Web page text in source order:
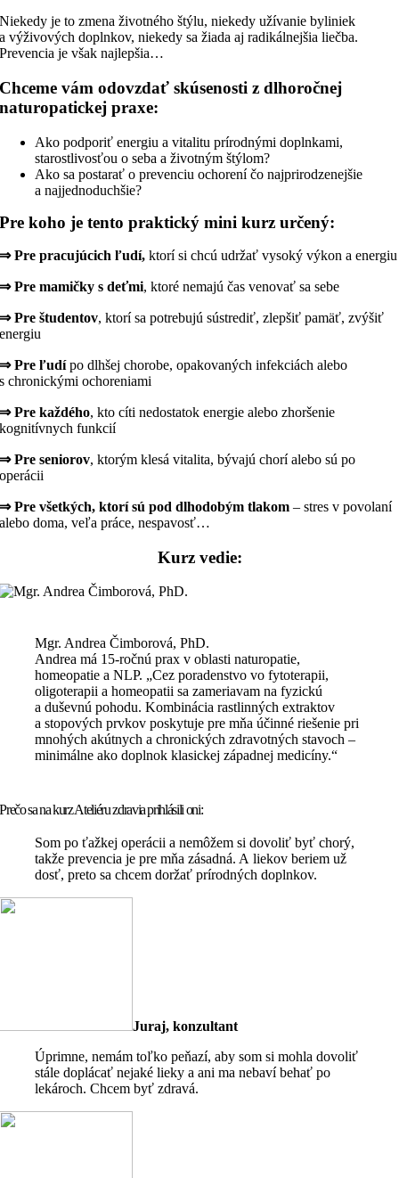
Niekedy je to zmena životného štýlu, niekedy užívanie byliniek
a výživových doplnkov, niekedy sa žiada aj radikálnejšia liečba.
Prevencia je však najlepšia…
Chceme vám odovzdať skúsenosti z dlhoročnej
naturopatickej praxe:
Ako podporiť energiu a vitalitu prírodnými doplnkami,
starostlivosťou o seba a životným štýlom?
Ako sa postarať o prevenciu ochorení čo najprirodzenejšie
a najjednoduchšie?
Pre koho je tento praktický mini kurz určený:
⇒ Pre pracujúcich ľudí,ktorí si chcú udržať vysoký výkon a energiu
⇒ Pre mamičky s deťmi, ktoré nemajú čas venovať sa sebe
⇒ Pre študentov, ktorí sa potrebujú sústrediť, zlepšiť pamäť, zvýšiť
energiu
⇒ Pre ľudípo dlhšej chorobe, opakovaných infekciách alebo
s chronickými ochoreniami
⇒ Pre každého, kto cíti nedostatok energie alebo zhoršenie
kognitívnych funkcií
⇒ Pre seniorov, ktorým klesá vitalita, bývajú chorí alebo sú po
operácii
⇒ Pre všetkých, ktorí sú pod dlhodobým tlakom – stres v povolaní
alebo doma, veľa práce, nespavosť…
Kurz vedie:
Mgr. Andrea Čimborová, PhD.
Andrea má 15-ročnú prax v oblasti naturopatie,
homeopatie a NLP. „Cez poradenstvo vo fytoterapii,
oligoterapii a homeopatii sa zameriavam na fyzickú
a duševnú pohodu. Kombinácia rastlinných extraktov
a stopových prvkov poskytuje pre mňa účinné riešenie pri
mnohých akútnych a chronických zdravotných stavoch –
minimálne ako doplnok klasickej západnej medicíny.“
Prečo sa na kurz Ateliéru zdravia prihlásili oni:
Som po ťažkej operácii a nemôžem si dovoliť byť chorý,
takže prevencia je pre mňa zásadná. A liekov beriem už
dosť, preto sa chcem doržať prírodných doplnkov.
Juraj, konzultant
Úprimne, nemám toľko peňazí, aby som si mohla dovoliť
stále doplácať nejaké lieky a ani ma nebaví behať po
lekároch. Chcem byť zdravá.